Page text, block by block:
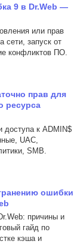
9 в Dr.Web —
или прав
сети, запуск от
конфликтов ПО.
прав для
ресурса
доступа к ADMIN$
UAC,
SMB.
ошибки
причины и
гайд по
кэша и